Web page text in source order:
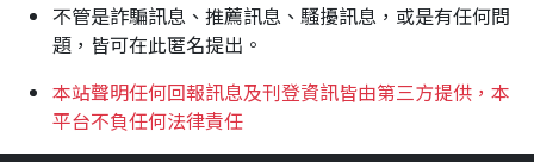
不管是詐騙訊息、推薦訊息、騷擾訊息，或是有任何問
題，皆可在此匿名提出。
本站聲明任何回報訊息及刊登資訊皆由第三方提供，本
平台不負任何法律責任